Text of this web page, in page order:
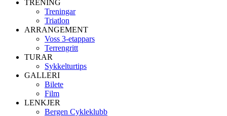
TRENING
Treningar
Triatlon
ARRANGEMENT
Voss 3-etappars
Terrengritt
TURAR
Sykkelturtips
GALLERI
Bilete
Film
LENKJER
Bergen Cykleklubb